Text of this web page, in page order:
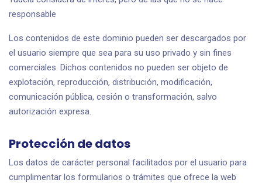
responsable
Los contenidos de este dominio pueden ser descargados por
el usuario siempre que sea para su uso privado y sin fines
comerciales. Dichos contenidos no pueden ser objeto de
explotación, reproducción, distribución, modificación,
comunicación pública, cesión o transformación, salvo
autorización expresa.
Protección de datos
Los datos de carácter personal facilitados por el usuario para
cumplimentar los formularios o trámites que ofrece la web